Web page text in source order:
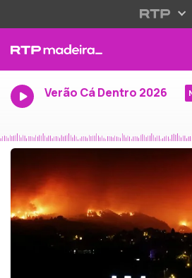
Verão Cá Dentro 2026